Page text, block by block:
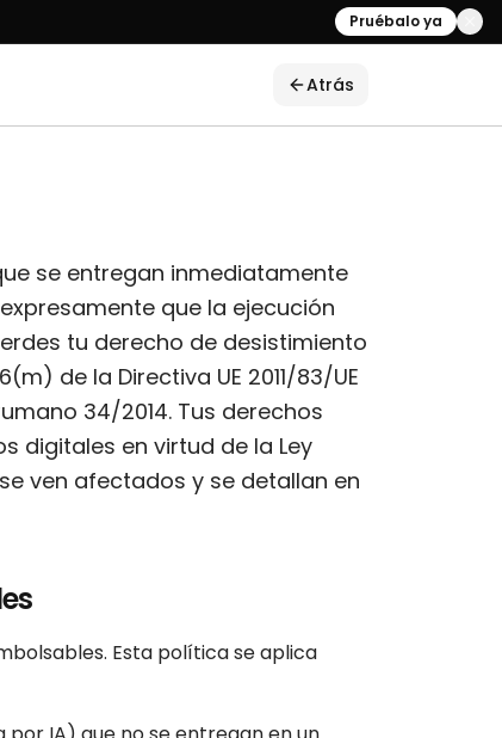
Pruébalo ya
Atrás
se entregan inmediatamente
que la ejecución
tu derecho de desistimiento
de la Directiva UE 2011/83/UE
34/2014. Tus derechos
digitales en virtud de la Ley
ven afectados y se detallan en
Esta política se aplica